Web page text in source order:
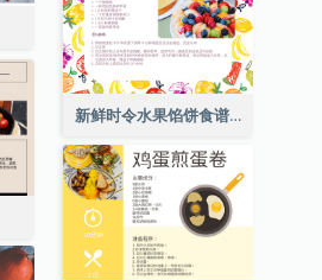
新鲜时令水果馅饼食谱卡